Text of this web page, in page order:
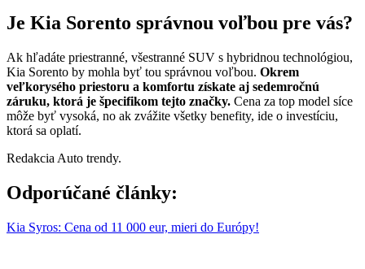
Je Kia Sorento správnou voľbou pre vás?
Ak hľadáte priestranné, všestranné SUV s hybridnou technológiou,
Kia Sorento by mohla byť tou správnou voľbou. Okrem
veľkorysého priestoru a komfortu získate aj sedemročnú
záruku, ktorá je špecifikom tejto značky. Cena za top model síce
môže byť vysoká, no ak zvážite všetky benefity, ide o investíciu,
ktorá sa oplatí.
Redakcia Auto trendy.
Odporúčané články:
Kia Syros: Cena od 11 000 eur, mieri do Európy!